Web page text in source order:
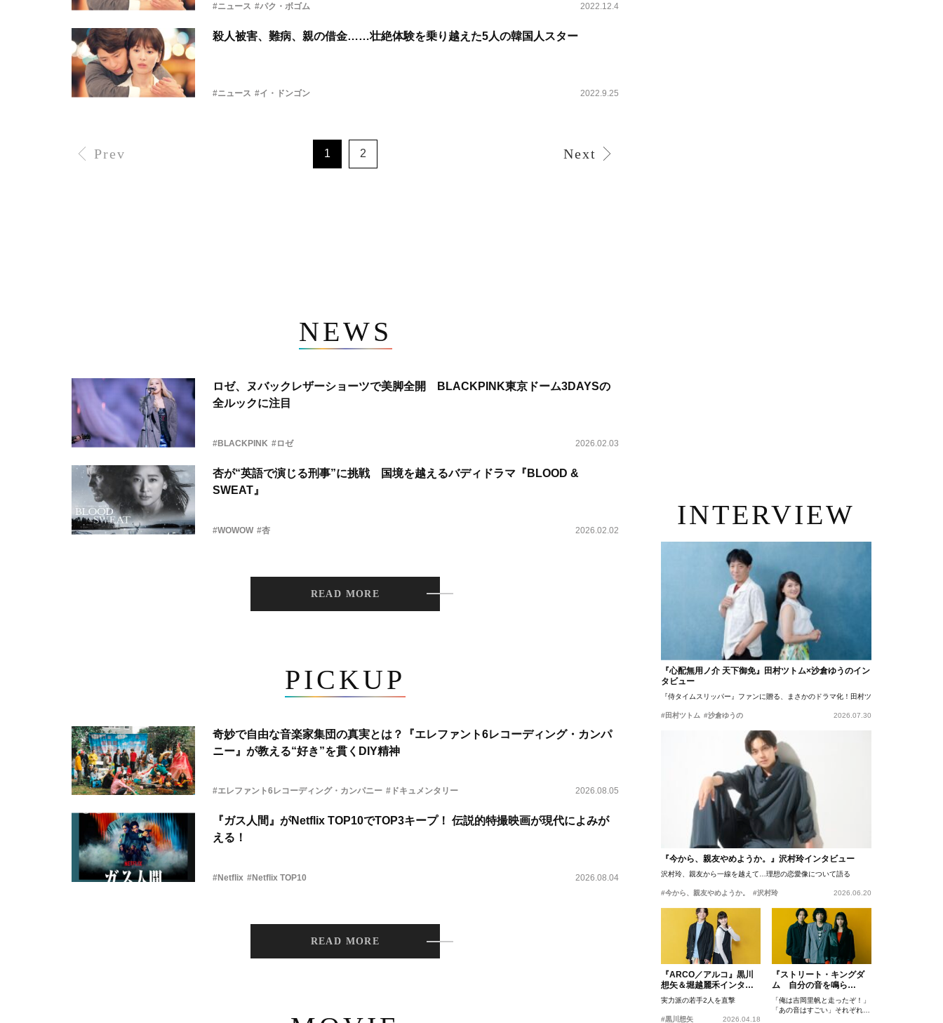
#ニュース #パク・ボゴム 2022.12.4
殺人被害、難病、親の借金……壮絶体験を乗り越えた5人の韓国人スター
#ニュース #イ・ドンゴン 2022.9.25
Prev 1 2 Next
NEWS
ロゼ、ヌバックレザーショーツで美脚全開 BLACKPINK東京ドーム3DAYSの
全ルックに注目
#BLACKPINK #ロゼ 2026.02.03
杏が“英語で演じる刑事”に挑戦 国境を越えるバディドラマ『BLOOD &
SWEAT』
#WOWOW #杏 2026.02.02
READ MORE
PICKUP
奇妙で自由な音楽家集団の真実とは？『エレファント6レコーディング・カンパ
ニー』が教える“好き”を貫くDIY精神
#エレファント6レコーディング・カンパニー #ドキュメンタリー 2026.08.05
『ガス人間』がNetflix TOP10でTOP3キープ！ 伝説的特撮映画が現代によみが
える！
#Netflix #Netflix TOP10 2026.08.04
READ MORE
INTERVIEW
『心配無用ノ介 天下御免』田村ツトム×沙倉ゆうのイン
タビュー
『侍タイムスリッパー』ファンに贈る、まさかのドラマ化！田村ツトム×沙倉ゆうのが語
#田村ツトム #沙倉ゆうの 2026.07.30
『今から、親友やめようか。』沢村玲インタビュー
沢村玲、親友から一線を越えて…理想の恋愛像について語る
#今から、親友やめようか。 #沢村玲 2026.06.20
『ARCO／アルコ』黒川
想矢＆堀越麗禾インタビ
ュー
実力派の若手2人を直撃
#黒川想矢 2026.04.18
『ストリート・キングダ
ム 自分の音を鳴ら
せ。』峯田和伸、若葉竜
也、吉岡里帆インタビュ
ー
「俺は吉岡里帆と走ったぞ！」
「あの音はすごい」それぞれの